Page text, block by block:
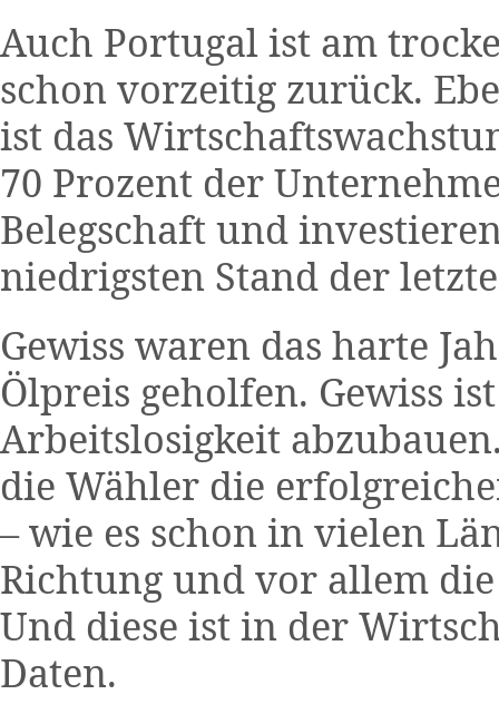
Auch Portugal ist am
schon vorzeitig zurück.
ist das
70 Prozent der
Belegschaft und
niedrigsten Stand der
Gewiss waren das harte
Ölpreis geholfen. Gewiss
Arbeitslosigkeit
die Wähler die
– wie es schon in vielen
Richtung und vor allem
Und diese ist in der
Daten.